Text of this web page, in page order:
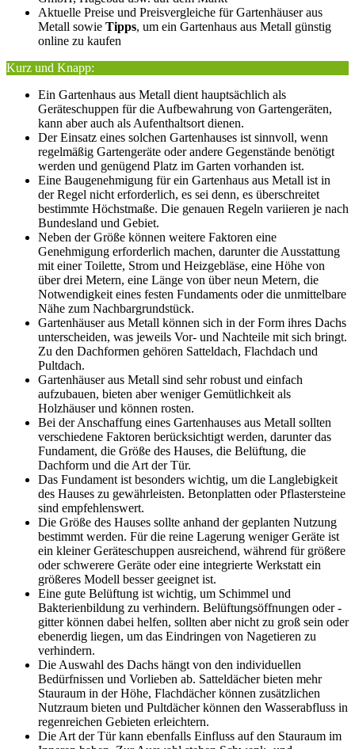
Aktuelle Preise und Preisvergleiche für Gartenhäuser aus
Metall sowie Tipps, um ein Gartenhaus aus Metall günstig
online zu kaufen
Kurz und Knapp:
Ein Gartenhaus aus Metall dient hauptsächlich als
Geräteschuppen für die Aufbewahrung von Gartengeräten,
kann aber auch als Aufenthaltsort dienen.
Der Einsatz eines solchen Gartenhauses ist sinnvoll, wenn
regelmäßig Gartengeräte oder andere Gegenstände benötigt
werden und genügend Platz im Garten vorhanden ist.
Eine Baugenehmigung für ein Gartenhaus aus Metall ist in
der Regel nicht erforderlich, es sei denn, es überschreitet
bestimmte Höchstmaße. Die genauen Regeln variieren je nach
Bundesland und Gebiet.
Neben der Größe können weitere Faktoren eine
Genehmigung erforderlich machen, darunter die Ausstattung
mit einer Toilette, Strom und Heizgebläse, eine Höhe von
über drei Metern, eine Länge von über neun Metern, die
Notwendigkeit eines festen Fundaments oder die unmittelbare
Nähe zum Nachbargrundstück.
Gartenhäuser aus Metall können sich in der Form ihres Dachs
unterscheiden, was jeweils Vor- und Nachteile mit sich bringt.
Zu den Dachformen gehören Satteldach, Flachdach und
Pultdach.
Gartenhäuser aus Metall sind sehr robust und einfach
aufzubauen, bieten aber weniger Gemütlichkeit als
Holzhäuser und können rosten.
Bei der Anschaffung eines Gartenhauses aus Metall sollten
verschiedene Faktoren berücksichtigt werden, darunter das
Fundament, die Größe des Hauses, die Belüftung, die
Dachform und die Art der Tür.
Das Fundament ist besonders wichtig, um die Langlebigkeit
des Hauses zu gewährleisten. Betonplatten oder Pflastersteine
sind empfehlenswert.
Die Größe des Hauses sollte anhand der geplanten Nutzung
bestimmt werden. Für die reine Lagerung weniger Geräte ist
ein kleiner Geräteschuppen ausreichend, während für größere
oder schwerere Geräte oder eine integrierte Werkstatt ein
größeres Modell besser geeignet ist.
Eine gute Belüftung ist wichtig, um Schimmel und
Bakterienbildung zu verhindern. Belüftungsöffnungen oder -
gitter können dabei helfen, sollten aber nicht zu groß sein oder
ebenerdig liegen, um das Eindringen von Nagetieren zu
verhindern.
Die Auswahl des Dachs hängt von den individuellen
Bedürfnissen und Vorlieben ab. Satteldächer bieten mehr
Stauraum in der Höhe, Flachdächer können zusätzlichen
Nutzraum bieten und Pultdächer können den Wasserabfluss in
regenreichen Gebieten erleichtern.
Die Art der Tür kann ebenfalls Einfluss auf den Stauraum im